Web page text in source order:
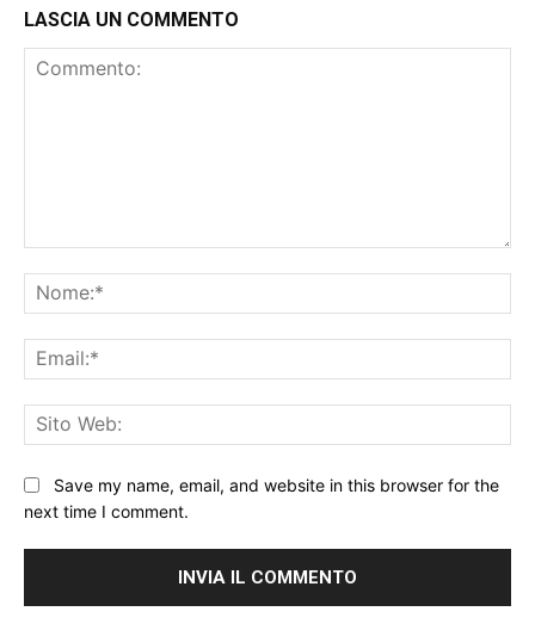
LASCIA UN COMMENTO
Save my name, email, and website in this browser for the
next time I comment.